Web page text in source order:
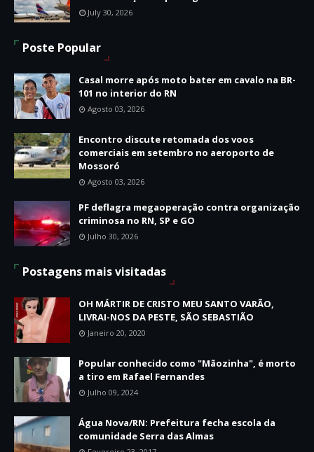
July 30, 2026
Poste Popular
Casal morre após moto bater em cavalo na BR-
101 no interior do RN
Agosto 03, 2026
Encontro discute retomada dos voos
comerciais em setembro no aeroporto de
Mossoró
Agosto 03, 2026
PF deflagra megaoperação contra organização
criminosa no RN, SP e GO
Julho 30, 2026
Postagens mais visitadas
OH MÁRTIR DE CRISTO MEU SANTO VARÃO,
LIVRAI-NOS DA PESTE, SÃO SEBASTIÃO
Janeiro 20, 2020
Popular conhecido como "Mãozinha", é morto
a tiro em Rafael Fernandes
Julho 09, 2024
Água Nova/RN: Prefeitura fecha escola da
comunidade Serra das Almas